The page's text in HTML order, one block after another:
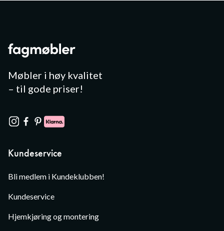
Møbler i høy kvalitet
– til gode priser!
Kundeservice
Bli medlem i Kundeklubben!
Kundeservice
Hjemkjøring og montering